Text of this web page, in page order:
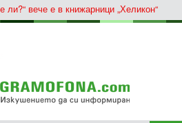
вече е в книжарници „Хеликон“